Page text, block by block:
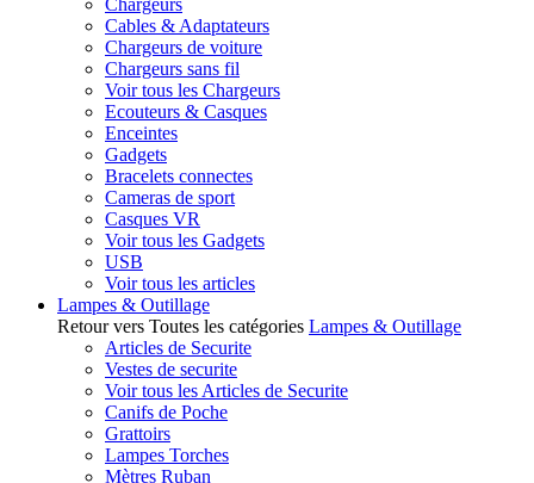
Chargeurs
Cables & Adaptateurs
Chargeurs de voiture
Chargeurs sans fil
Voir tous les Chargeurs
Ecouteurs & Casques
Enceintes
Gadgets
Bracelets connectes
Cameras de sport
Casques VR
Voir tous les Gadgets
USB
Voir tous les articles
Lampes & Outillage
Retour vers Toutes les catégories Lampes & Outillage
Articles de Securite
Vestes de securite
Voir tous les Articles de Securite
Canifs de Poche
Grattoirs
Lampes Torches
Mètres Ruban